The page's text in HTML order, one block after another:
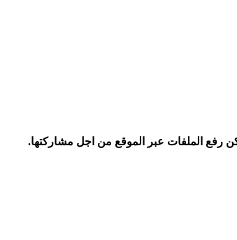
رفع الملفات عبر الموقع من اجل مشاركتها.